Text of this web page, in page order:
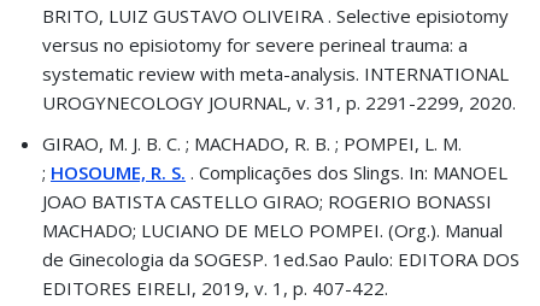
BRITO, LUIZ GUSTAVO OLIVEIRA . Selective episiotomy
versus no episiotomy for severe perineal trauma: a
systematic review with meta-analysis. INTERNATIONAL
UROGYNECOLOGY JOURNAL, v. 31, p. 2291-2299, 2020.
GIRAO, M. J. B. C. ; MACHADO, R. B. ; POMPEI, L. M.
; HOSOUME, R. S. . Complicações dos Slings. In: MANOEL
JOAO BATISTA CASTELLO GIRAO; ROGERIO BONASSI
MACHADO; LUCIANO DE MELO POMPEI. (Org.). Manual
de Ginecologia da SOGESP. 1ed.Sao Paulo: EDITORA DOS
EDITORES EIRELI, 2019, v. 1, p. 407-422.